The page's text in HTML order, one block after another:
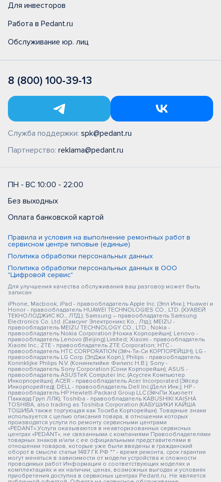
Для инвесторов
Работа в Pedant.ru
Обслуживание юр. лиц
8 (800) 100-39-13
Служба поддержки: spk@pedant.ru
Партнерство: reklama@pedant.ru
ПН - ВС 10:00 - 22:00
Без выходных
Оплата банковской картой
Правила и условия на выполнение ремонтных работ в
сервисном центре типовые (единые)
Политика обработки персональных данных
Политика обработки персональных данных в ООО
"Цифровой сервис"
Для улучшения качества обслуживания ваш разговор может быть
записан
iPhone, Macbook, iPad - правообладатель Apple Inc. (Эпл Инк.); Huawei и
Honor - правообладатель HUAWEI TECHNOLOGIES CO., LTD. (ХУАВЕЙ
ТЕКНОЛОДЖИС КО., ЛТД.); Samsung – правообладатель Samsung
Electronics Co. Ltd. (Самсунг Электроникс Ко., Лтд.); MEIZU -
правообладатель MEIZU TECHNOLOGY CO., LTD.; Nokia -
правообладатель Nokia Corporation (Нокиа Корпорейшн); Lenovo -
правообладатель Lenovo (Beijing) Limited; Xiaomi - правообладатель
Xiaomi Inc.; ZTE - правообладатель ZTE Corporation; HTC -
правообладатель HTC CORPORATION (Эйч-Ти-Си КОРПОРЕЙШН); LG -
правообладатель LG Corp. (ЭлДжи Корп.); Philips - правообладатель
Koninklijke Philips N.V. (Конинклийке Филипс Н.В.); Sony -
правообладатель Sony Corporation (Сони Корпорейшн); ASUS -
правообладатель ASUSTeK Computer Inc. (Асустек Компьютер
Инкорпорейшн); ACER - правообладатель Acer Incorporated (Эйсер
Инкорпорейтед); DELL - правообладатель Dell Inc.(Делл Инк.); HP -
правообладатель HP Hewlett-Packard Group LLC (ЭйчПи Хьюлетт
Паккард Груп ЛЛК); Toshiba - правообладатель KABUSHIKI KAISHA
TOSHIBA, also trading as Toshiba Corporation (КАБУШИКИ КАЙША
ТОШИБА также торгующая как Тосиба Корпорейшн). Товарные знаки
используется с целью описания товара, в отношении которых
производятся услуги по ремонту сервисными центрами
«PEDANT».Услуги оказываются в неавторизованных сервисных
центрах «PEDANT», не связанными с компаниями Правообладателями
товарных знаков и/или с ее официальными представителями в
отношении товаров, которые уже были введены в гражданский
оборот в смысле статьи 1487 ГК РФ ** - время ремонта, срок гарантии
могут меняться в зависимости от модели устройства и сложности
проводимых работ Информация о соответствующих моделях и
комплектациях и их наличии, ценах, возможных выгодах и условиях
приобретения доступна в сервисных центрах Pedant.ru. Не является